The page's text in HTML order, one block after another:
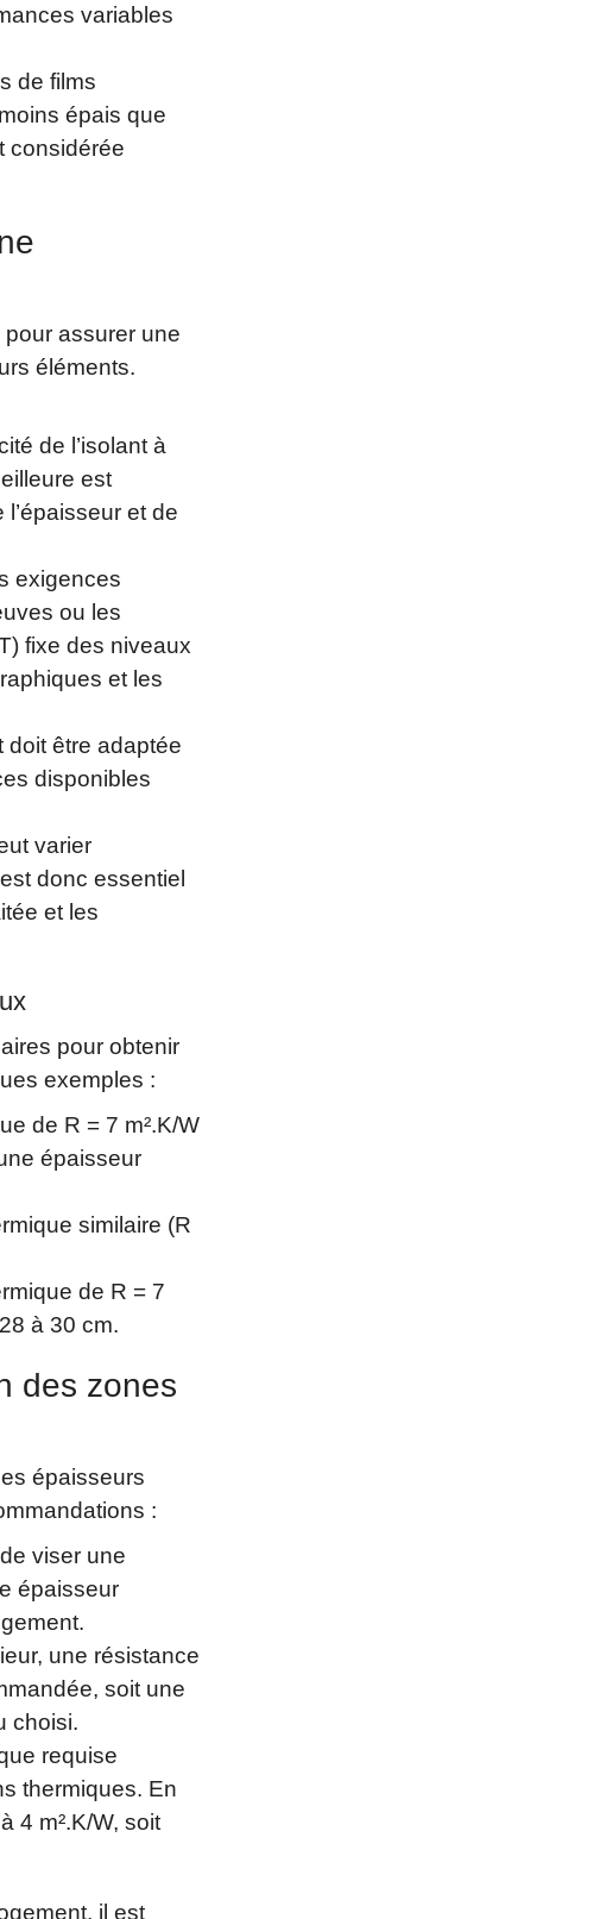
variables
de films
épais que
considérée
assurer une
éléments.
de l’isolant à
est
et de
exigences
ou les
fixe des niveaux
et les
doit être adaptée
disponibles
varier
donc essentiel
et les
pour obtenir
exemples :
de R = 7 m².K/W
épaisseur
similaire (R
de R = 7
à 30 cm.
des zones
épaisseurs
:
viser une
épaisseur
une résistance
soit une
choisi.
requise
thermiques. En
4 m².K/W, soit
il est